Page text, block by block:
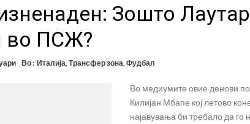
Зошто
во ПСЖ?
Во : Италија Трансфер зона Фудбал
Во медиумите овие денови
Килијан Мбапе кој летово
најавувања би требало да